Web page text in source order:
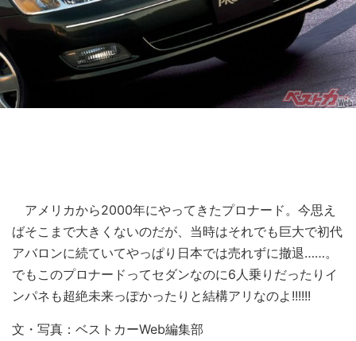
アメリカから2000年にやってきたプロナード。今思え
ばそこまで大きくないのだが、当時はそれでも巨大で初代
アバロンに続ていてやっぱり日本では売れずに撤退……。
でもこのプロナードってセダンなのに6人乗りだったりイ
ンパネも超絶未来っぽかったりと結構アリなのよ!!!!!!
文・写真：ベストカーWeb編集部